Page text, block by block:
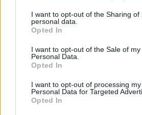
I want to opt-out of the Sharing of
personal data.
Opted In
I want to opt-out of the Sale of my
Personal Data.
Opted In
I want to opt-out of processing my
Personal Data for Targeted
Opted In
ARTIGOS RELACIONADOS